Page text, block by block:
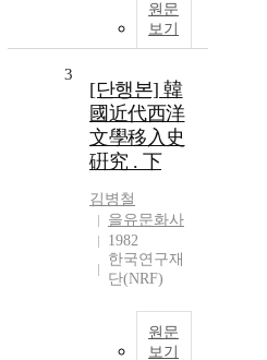
원문
보기
3
[단행본] 韓
國近代西洋
文學移入史
硏究 . 下
김병철
을유문화사
1982
한국연구재
단(NRF)
원문
보기